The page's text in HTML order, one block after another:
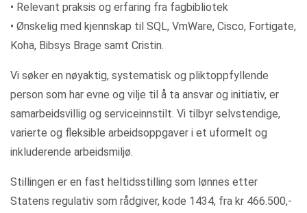
• Relevant praksis og erfaring fra fagbibliotek
• Ønskelig med kjennskap til SQL, VmWare, Cisco, Fortigate,
Koha, Bibsys Brage samt Cristin.
Vi søker en nøyaktig, systematisk og pliktoppfyllende
person som har evne og vilje til å ta ansvar og initiativ, er
samarbeidsvillig og serviceinnstilt. Vi tilbyr selvstendige,
varierte og fleksible arbeidsoppgaver i et uformelt og
inkluderende arbeidsmiljø.
Stillingen er en fast heltidsstilling som lønnes etter
Statens regulativ som rådgiver, kode 1434, fra kr 466.500,-